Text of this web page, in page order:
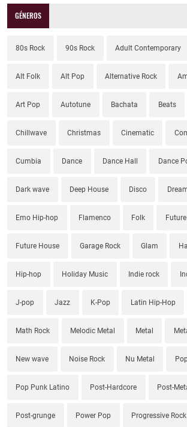
GÉNEROS
80s Rock 90s Rock Adult Contemporary
Alt Folk Alt Pop Alternative Rock
Art Pop Autotune Bachata Beats
Chillwave Christmas Cinematic
Cumbia Dance Dance Hall Dance
Dark wave Deep House Disco
Emo Hip-hop Flamenco Folk
Future House Garage Rock Glam
Hip-hop Holiday Music Indie rock
J-pop Jazz K-Pop Latin Hip-Hop
Math Rock Melodic Metal Metal
New wave Noise Rock Nu Metal
Pop Punk Latino Post-Hardcore Post-
Post-grunge Power Pop Progressive Rock